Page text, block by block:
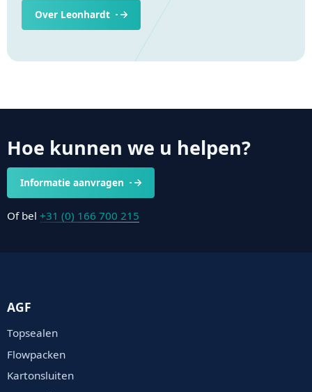
Over Leonhardt
Hoe kunnen we u helpen?
Informatie aanvragen
Of bel +31 (0) 166 700 215
AGF
Topsealen
Flowpacken
Kartonsluiten